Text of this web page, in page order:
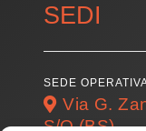
SEDI
SEDE
Via G.
S/O (BS)